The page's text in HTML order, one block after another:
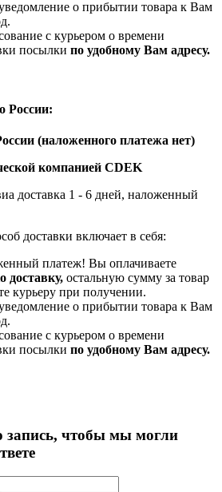
о прибытии товара к Вам
с курьером о времени
посылки по удобному Вам адресу.
России:
(наложенного платежа нет)
компанией CDEK
доставка 1 - 6 дней, наложенный
доставки включает в себя:
платеж! Вы оплачиваете
доставку, остальную сумму за товар
курьеру при получении.
о прибытии товара к Вам
с курьером о времени
посылки по удобному Вам адресу.
запись, чтобы мы могли